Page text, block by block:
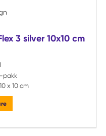
3 silver 10x10 cm
pakk
10 x 10 cm